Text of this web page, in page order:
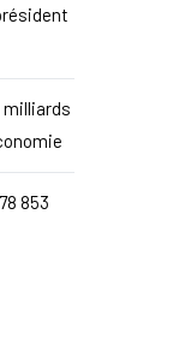
milliards
853